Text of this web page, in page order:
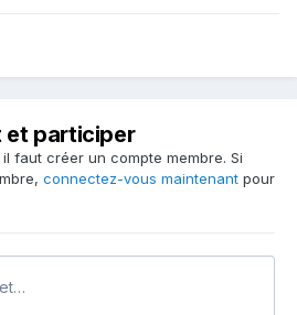
et participer
faut créer un compte membre. Si
connectez-vous maintenant pour